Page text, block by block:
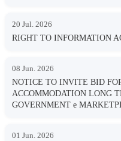
20 Jul. 2026
RIGHT TO INFORMATION
08 Jun. 2026
NOTICE TO INVITE BID
ACCOMMODATION LONG
GOVERNMENT e
01 Jun. 2026